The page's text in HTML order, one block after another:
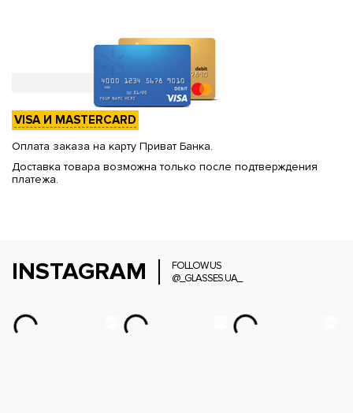
VISA И MASTERCARD
Оплата заказа на карту Приват Банка.
Доставка товара возможна только после подтверждения
платежа.
INSTAGRAM
FOLLOW US
@_GLASSES.UA_